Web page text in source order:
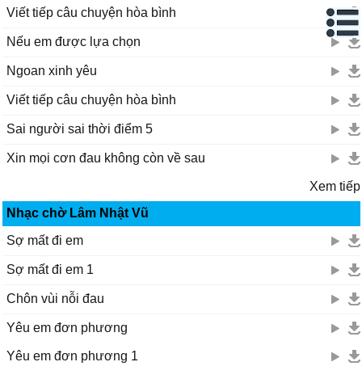
Viết tiếp câu chuyện hòa bình
Nếu em được lựa chọn
Ngoan xinh yêu
Viết tiếp câu chuyện hòa bình
Sai người sai thời điểm 5
Xin mọi cơn đau không còn về sau
Xem tiếp
Nhạc chờ Lâm Nhật Vũ
Sợ mất đi em
Sợ mất đi em 1
Chôn vùi nỗi đau
Yêu em đơn phương
Yêu em đơn phương 1